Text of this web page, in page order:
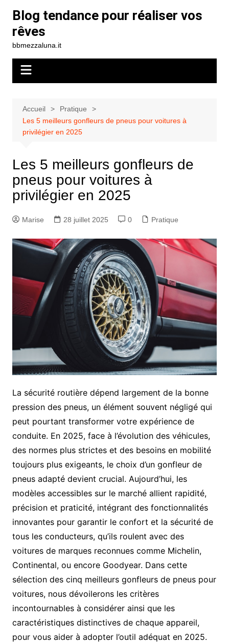
contenu
Blog tendance pour réaliser vos
rêves
bbmezzaluna.it
Accueil
Pratique
Les 5 meilleurs gonfleurs de pneus pour voitures à
privilégier en 2025
Les 5 meilleurs gonfleurs de
pneus pour voitures à
privilégier en 2025
Marise 28 juillet 2025 0 Pratique
La sécurité routière dépend largement de la bonne
pression des pneus, un élément souvent négligé qui
peut pourtant transformer votre expérience de
conduite. En 2025, face à l’évolution des véhicules,
des normes plus strictes et des besoins en mobilité
toujours plus exigeants, le choix d’un gonfleur de
pneus adapté devient crucial. Aujourd’hui, les
modèles accessibles sur le marché allient rapidité,
précision et praticité, intégrant des fonctionnalités
innovantes pour garantir le confort et la sécurité de
tous les conducteurs, qu’ils roulent avec des
voitures de marques reconnues comme Michelin,
Continental, ou encore Goodyear. Dans cette
sélection des cinq meilleurs gonfleurs de pneus pour
voitures, nous dévoilerons les critères
incontournables à considérer ainsi que les
caractéristiques distinctives de chaque appareil,
pour vous aider à adopter l’outil adéquat en 2025.